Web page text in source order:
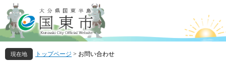
ー
ジ
の
先
頭
ニ
ュ
ー
を
飛
トップページ > お問い合わせ